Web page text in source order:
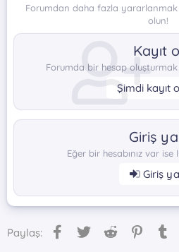
Forumdan daha fazla yararlanmak
olun!
Kayıt
Forumda bir hesap
Şimdi kayıt
Giriş
Eğer bir hesabınız var
Giriş
Paylaş: Facebook
Twitter Reddit